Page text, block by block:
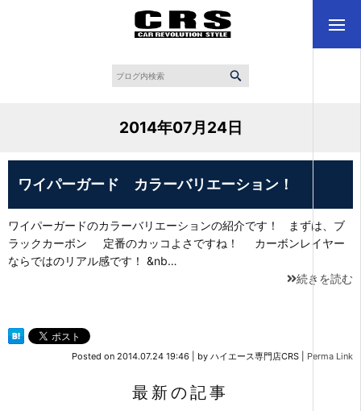
2014年07月24日
ワイパーガード カラーバリエーション！
ワイパーガードのカラーバリエーションの紹介です！ まずは、ブ
ラックカーボン 定番のカッコよさですね！ カーボンレイヤー
ならではのリアル感です！ &nb…
続きを読む
Posted on 2014.07.24 19:46 by ハイエース専門店CRS Perma Link
最新の記事